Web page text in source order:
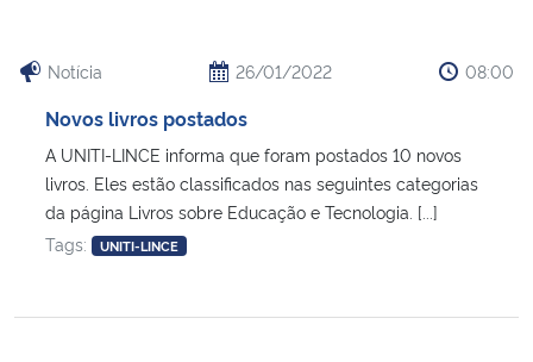
Notícia 26/01/2022 08:00
Novos livros postados
A UNITI-LINCE informa que foram postados 10 novos
livros. Eles estão classificados nas seguintes categorias
da página Livros sobre Educação e Tecnologia. [...]
Tags:
UNITI-LINCE